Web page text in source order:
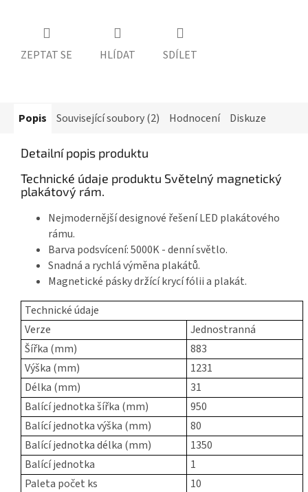
ZEPTAT SE HLÍDAT SDÍLET
Popis Související soubory (2) Hodnocení Diskuze
Detailní popis produktu
Technické údaje produktu Světelný magnetický
plakátový rám.
Nejmodernější designové řešení LED plakátového
rámu.
Barva podsvícení: 5000K - denní světlo.
Snadná a rychlá výměna plakátů.
Magnetické pásky držící krycí fólii a plakát.
Technické údaje
Verze
Jednostranná
Šířka (mm)
883
Výška (mm)
1231
Délka (mm)
31
Balící jednotka šířka (mm)
950
Balící jednotka výška (mm)
80
Balící jednotka délka (mm)
1350
Balící jednotka
1
Paleta počet ks
10